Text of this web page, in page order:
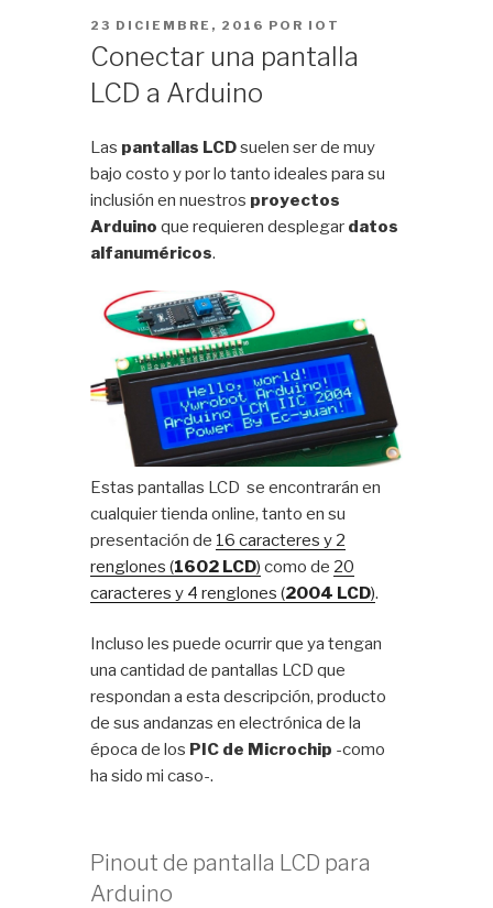
PUBLICADO
EL
23 DICIEMBRE, 2016 POR IOT
Conectar una pantalla
LCD a Arduino
Las pantallas LCDsuelen ser de muy
bajo costo y por lo tanto ideales para su
inclusión en nuestros proyectos
Arduino que requieren desplegar datos
alfanuméricos.
Estas pantallas LCD se encontrarán en
cualquier tienda online, tanto en su
presentación de 16 caracteres y 2
renglones (1602 LCD) como de 20
caracteres y 4 renglones (2004 LCD).
Incluso les puede ocurrir que ya tengan
una cantidad de pantallas LCD que
respondan a esta descripción, producto
de sus andanzas en electrónica de la
época de los PIC de Microchip -como
ha sido mi caso-.
Pinout de pantalla LCD para
Arduino